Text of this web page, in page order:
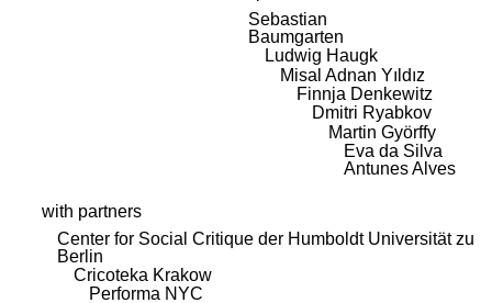
Sebastian
Baumgarten
Ludwig Haugk
Misal Adnan Yıldız
Finnja Denkewitz
Dmitri Ryabkov
Martin Györffy
Eva da Silva
Antunes Alves
with partners
Center for Social Critique der Humboldt Universität zu
Berlin
Cricoteka Krakow
Performa NYC